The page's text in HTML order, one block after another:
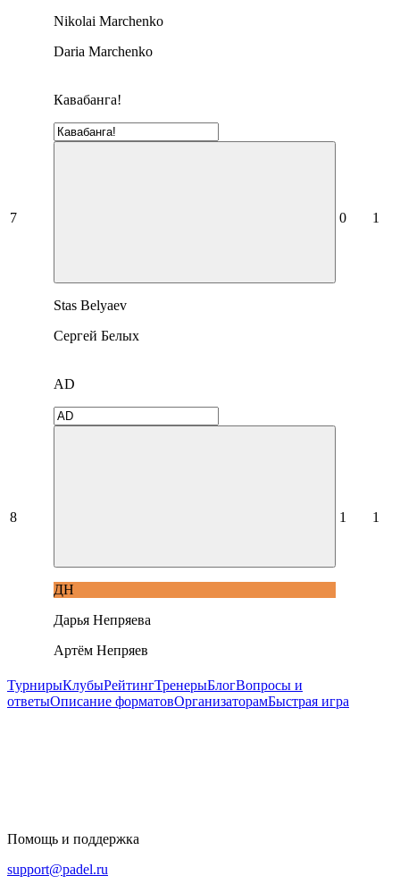
Nikolai Marchenko
Daria Marchenko
7
Кавабанга!
Stas Belyaev
Сергей Белых
0 1
8
AD
ДН
Дарья Непряева
Артём Непряев
1 1
ТурнирыКлубыРейтингТренерыБлогВопросы и
ответыОписание форматовОрганизаторамБыстрая игра
Помощь и поддержка
support@padel.ru